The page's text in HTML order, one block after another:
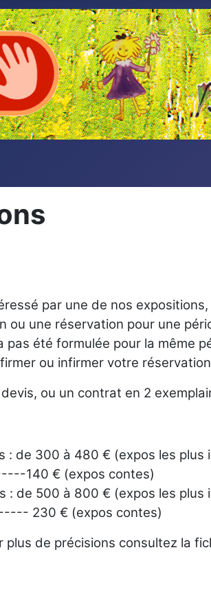
par une de nos
ou une réservation pour une
pas été formulée pour la même
ou infirmer votre
ou un contrat en 2
: de 300 à 480 € (expos les plus
140 € (expos contes)
: de 500 à 800 € (expos les plus
230 € (expos contes)
plus de précisions consultez la